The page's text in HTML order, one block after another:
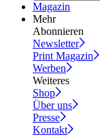
Magazin
Mehr
Abonnieren
Newsletter
Print Magazin
Werben
Weiteres
Shop
Über uns
Presse
Kontakt